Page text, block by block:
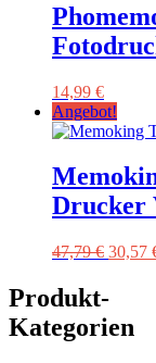
14,99 €
Angebot!
Drucker
47,79€ 30,57
Produkt-
Kategorien